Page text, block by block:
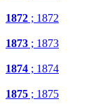
1872 ; 1872
1873 ; 1873
1874 ; 1874
1875 ; 1875